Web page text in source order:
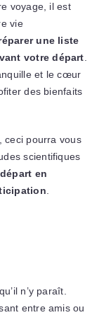
voyage, il est
vie
une liste
votre départ
et le cœur
des bienfaits
ceci pourra vous
scientifiques
en
n’y paraît.
entre amis ou